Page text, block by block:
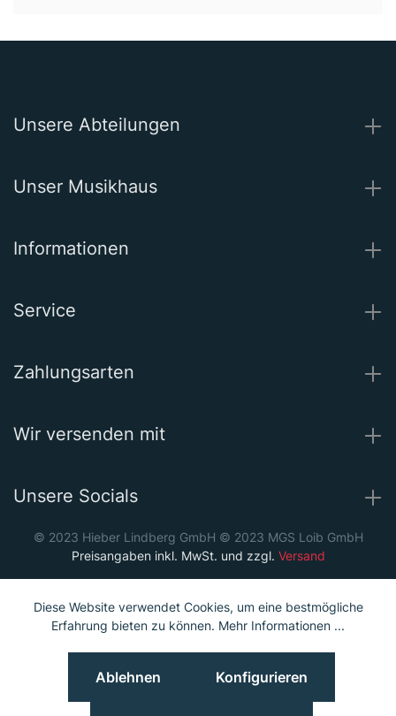
Unsere Abteilungen
Unser Musikhaus
Informationen
Service
Zahlungsarten
Wir versenden mit
Unsere Socials
© 2023 Hieber Lindberg GmbH © 2023 MGS Loib GmbH
Preisangaben inkl. MwSt. und zzgl. Versand
Diese Website verwendet Cookies, um eine bestmögliche
Erfahrung bieten zu können. Mehr Informationen ...
Ablehnen Konfigurieren